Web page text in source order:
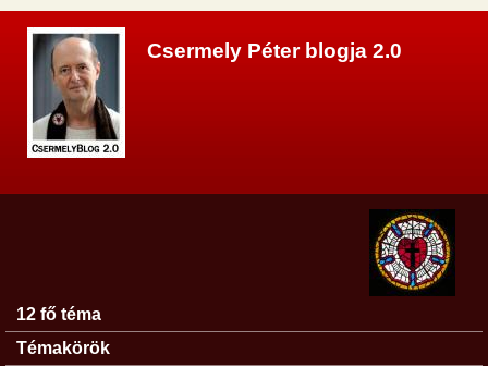
Csermely Péter blogja 2.0
Főmenü
12 fő téma
Témakörök